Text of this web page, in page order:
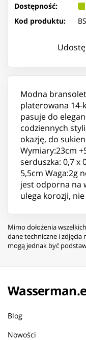
Dostępność:
Kod produktu:
Modna
platerowana 14-
pasuje do
codziennych
okazję, do
Wymiary:23cm
serduszka: 0,7 x
5,5cm Waga:2g
jest odporna na
ulega korozji,
Mimo dołożenia
dane techniczne i zdjęcia
mogą jednak być
Blog
Nowości